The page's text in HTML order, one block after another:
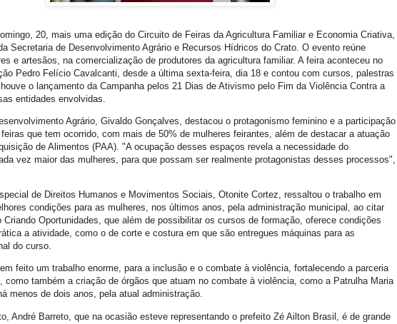
20, mais uma edição do Circuito de Feiras da Agricultura Familiar e Economia Criativa,
Secretaria de Desenvolvimento Agrário e Recursos Hídricos do Crato. O evento reúne
e artesãos, na comercialização de produtores da agricultura familiar. A feira aconteceu no
Pedro Felício Cavalcanti, desde a última sexta-feira, dia 18 e contou com cursos, palestras
o lançamento da Campanha pelos 21 Dias de Ativismo pelo Fim da Violência Contra a
entidades envolvidas.
Agrário, Givaldo Gonçalves, destacou o protagonismo feminino e a participação
que tem ocorrido, com mais de 50% de mulheres feirantes, além de destacar a atuação
de Alimentos (PAA). "A ocupação desses espaços revela a necessidade do
vez maior das mulheres, para que possam ser realmente protagonistas desses processos",
de Direitos Humanos e Movimentos Sociais, Otonite Cortez, ressaltou o trabalho em
condições para as mulheres, nos últimos anos, pela administração municipal, ao citar
Criando Oportunidades, que além de possibilitar os cursos de formação, oferece condições
a atividade, como o de corte e costura em que são entregues máquinas para as
do curso.
feito um trabalho enorme, para a inclusão e o combate à violência, fortalecendo a parceria
como também a criação de órgãos que atuam no combate à violência, como a Patrulha Maria
menos de dois anos, pela atual administração.
André Barreto, que na ocasião esteve representando o prefeito Zé Ailton Brasil, é de grande